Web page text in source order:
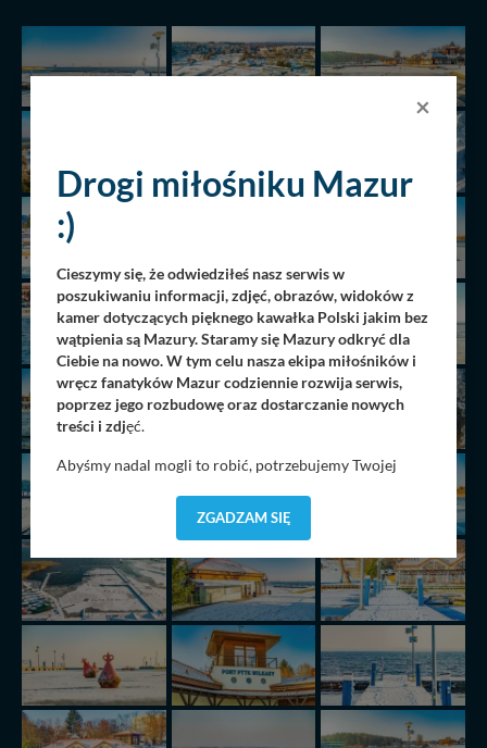
×
Drogi miłośniku Mazur
:)
Cieszymy się, że odwiedziłeś nasz serwis w
poszukiwaniu informacji, zdjęć, obrazów, widoków z
kamer dotyczących pięknego kawałka Polski jakim bez
wątpienia są Mazury. Staramy się Mazury odkryć dla
Ciebie na nowo. W tym celu nasza ekipa miłośników i
wręcz fanatyków Mazur codziennie rozwija serwis,
poprzez jego rozbudowę oraz dostarczanie nowych
treści i zdjęć.
Abyśmy nadal mogli to robić, potrzebujemy Twojej
dostosować do Twoich preferencji. Twoje dane (w tym
pliki cookies) będą zapisywane w celu usprawnienia
wyszukania, ulubione miejsca, logowania, itp).
Bezpieczeństwo Twoich danych jest dla nas
priorytetowe, bez poinformowania Ciebie nie będziemy
zmieniać zakresu naszych uprawnień. Twoje dane są u
nas bezpieczne, jeśli masz wątpliwości co do naszych
intencji, zawsze możesz wycofać swoją zgodę. Więcej
informacji uzyskach w naszejPolityce Prywatności.
Klikając znak X lub przycisk PRZEJDŹ DO SERWISU
ZGADZAM SIĘ